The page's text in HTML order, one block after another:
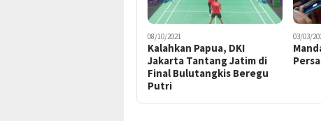
08/10/2021
Kalahkan Papua, DKI
Jakarta Tantang Jatim di
Final Bulutangkis Beregu
Putri
03/03/